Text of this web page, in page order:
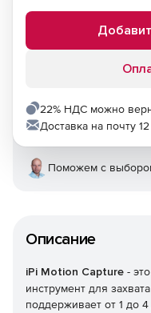
Описание
iPi Motion Capture -
инструмент для
поддерживает от 1 до
22% НДС можно
Доставка на почту
Поможем с